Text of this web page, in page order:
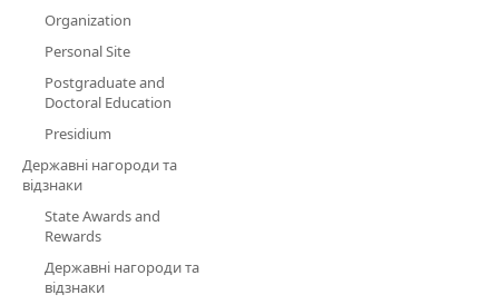
Organization
Personal Site
Postgraduate and
Doctoral Education
Presidium
Державні нагороди та
відзнаки
State Awards and
Rewards
Державні нагороди та
відзнаки